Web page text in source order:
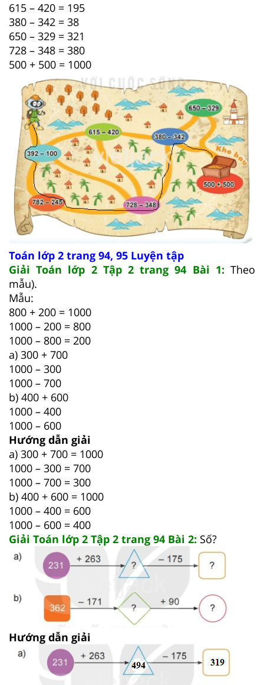
615 – 420 = 195
380 – 342 = 38
650 – 329 = 321
728 – 348 = 380
500 + 500 = 1000
Toán lớp 2 trang 94, 95 Luyện tập
Giải Toán lớp 2 Tập 2 trang 94 Bài 1: Theo
mẫu).
Mẫu:
800 + 200 = 1000
1000 – 200 = 800
1000 – 800 = 200
a) 300 + 700
1000 – 300
1000 – 700
b) 400 + 600
1000 – 400
1000 – 600
Hướng dẫn giải
a) 300 + 700 = 1000
1000 – 300 = 700
1000 – 700 = 300
b) 400 + 600 = 1000
1000 – 400 = 600
1000 – 600 = 400
Giải Toán lớp 2 Tập 2 trang 94 Bài 2: Số?
Hướng dẫn giải